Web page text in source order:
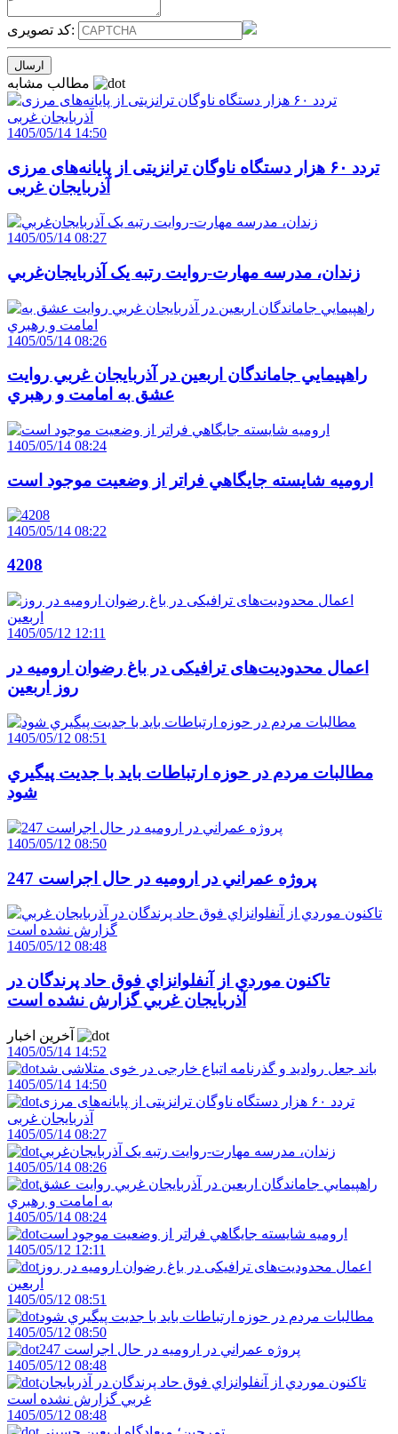
کد تصویری:
1405/05/14 14:50
تردد ۶۰ هزار دستگاه ناوگان ترانزیتی از پایانه‌های مرزی
آذربایجان ‌غربی
1405/05/14 08:27
زندان، مدرسه مهارت-روايت رتبه يک آذربايجان‌غربي
1405/05/14 08:26
راهپيمايي جاماندگان اربعين در آذربايجان غربي روايت
عشق به امامت و رهبري
1405/05/14 08:24
اروميه شايسته جايگاهي فراتر از وضعيت موجود است
1405/05/14 08:22
4208
1405/05/12 12:11
اعمال محدودیت‌های ترافیکی در باغ رضوان ارومیه در
روز اربعین
1405/05/12 08:51
مطالبات مردم در حوزه ارتباطات بايد با جديت پيگيري
شود
1405/05/12 08:50
247 پروژه عمراني در اروميه در حال اجراست
1405/05/12 08:48
تاکنون موردي از آنفلوانزاي فوق حاد پرندگان در
آذربايجان غربي گزارش نشده است
1405/05/14 14:52
باند جعل روادید و گذرنامه اتباع خارجی در خوی متلاشی شد
1405/05/14 14:50
تردد ۶۰ هزار دستگاه ناوگان ترانزیتی از پایانه‌های مرزی
آذربایجان ‌غربی
1405/05/14 08:27
زندان، مدرسه مهارت-روايت رتبه يک آذربايجان‌غربي
1405/05/14 08:26
راهپيمايي جاماندگان اربعين در آذربايجان غربي روايت عشق
به امامت و رهبري
1405/05/14 08:24
اروميه شايسته جايگاهي فراتر از وضعيت موجود است
1405/05/12 12:11
اعمال محدودیت‌های ترافیکی در باغ رضوان ارومیه در روز
اربعین
1405/05/12 08:51
مطالبات مردم در حوزه ارتباطات بايد با جديت پيگيري شود
1405/05/12 08:50
247 پروژه عمراني در اروميه در حال اجراست
1405/05/12 08:48
تاکنون موردي از آنفلوانزاي فوق حاد پرندگان در آذربايجان
غربي گزارش نشده است
1405/05/12 08:48